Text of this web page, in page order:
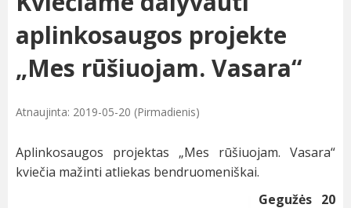
aplinkosaugos projekte
„Mes rūšiuojam. Vasara“
Atnaujinta: 2019-05-20 (Pirmadienis)
Aplinkosaugos projektas „Mes rūšiuojam. Vasara“
kviečia mažinti atliekas bendruomeniškai.
Gegužės 20